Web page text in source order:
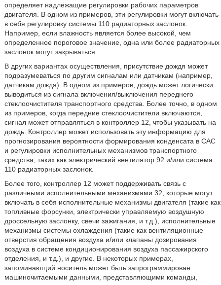
определяет надлежащие регулировки рабочих параметров
двигателя. В одном из примеров, эти регулировки могут включать
в себя регулировку системы 110 радиаторных заслонок.
Например, если влажность является более высокой, чем
определенное пороговое значение, одна или более радиаторных
заслонок могут закрываться.
В других вариантах осуществления, присутствие дождя может
подразумеваться по другим сигналам или датчикам (например,
датчикам дождя). В одном из примеров, дождь может логически
выводиться из сигнала включения/выключения переднего
стеклоочистителя транспортного средства. Более точно, в одном
из примеров, когда передние стеклоочистители включаются,
сигнал может отправляться в контроллер 12, чтобы указывать на
дождь. Контроллер может использовать эту информацию для
прогнозирования вероятности формирования конденсата в CAC
и регулировки исполнительных механизмов транспортного
средства, таких как электрический вентилятор 92 и/или система
110 радиаторных заслонок.
Более того, контроллер 12 может поддерживать связь с
различными исполнительными механизмами 32, которые могут
включать в себя исполнительные механизмы двигателя (такие как
топливные форсунки, электрически управляемую воздушную
дроссельную заслонку, свечи зажигания, и т.д.), исполнительные
механизмы системы охлаждения (такие как вентиляционные
отверстия обращения воздуха и/или клапаны дозирования
воздуха в системе кондиционирования воздуха пассажирского
отделения, и т.д.), и другие. В некоторых примерах,
запоминающий носитель может быть запрограммирован
машиночитаемыми данными, представляющими команды,